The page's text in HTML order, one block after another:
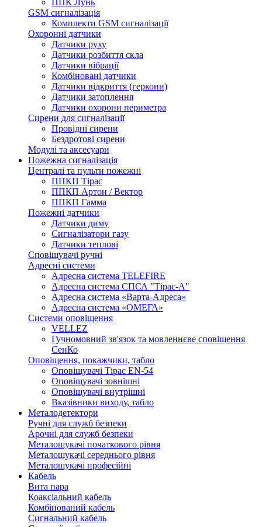
ППК Лунь
GSM сигналізація
Комплекти GSM сигналізації
Охоронні датчики
Датчики руху
Датчики розбиття скла
Датчики вібрації
Комбіновані датчики
Датчики відкриття (геркони)
Датчики затоплення
Датчики охорони периметра
Сирени для сигналізації
Провідні сирени
Бездротові сирени
Модулі та аксесуари
Пожежна сигналізація
Централі та пульти пожежні
ППКП Тірас
ППКП Артон / Вектор
ППКП Гамма
Пожежні датчики
Датчики диму
Сигналізатори газу
Датчики теплові
Сповіщувачі ручні
Адресні системи
Адресна система TELEFIRE
Адресна система СПСА "Тірас-А"
Адресна система «Варта-Адреса»
Адресна система «ОМЕГА»
Системи оповіщення
VELLEZ
Гучномовний зв'язок та мовленнєве сповіщення
СенКо
Оповіщення, покажчики, табло
Оповіщувачі Тірас EN-54
Оповіщувачі зовнішні
Оповіщувачі внутрішні
Вказівники виходу, табло
Металодетектори
Ручні для служб безпеки
Арочні для служб безпеки
Металошукачі початкового рівня
Металошукачі середнього рівня
Металошукачі професійні
Кабель
Вита пара
Коаксіальний кабель
Комбінований кабель
Сигнальний кабель